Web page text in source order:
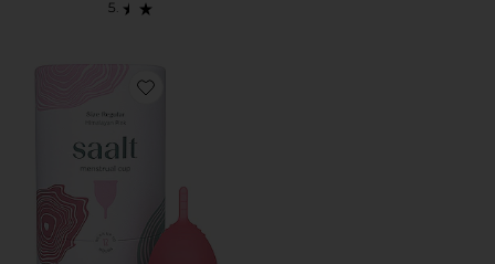
Favorite COLETOR MENSTRUAL REGULAR